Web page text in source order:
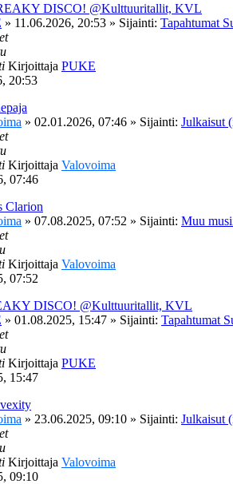
DISCO! @Kulttuuritallit, KVL
» 11.06.2026, 20:53 » Sijainti: Tapahtumat
Kirjoittaja PUKE
20:53
» 02.01.2026, 07:46 » Sijainti: Julkaisut
Kirjoittaja Valovoima
07:46
Clarion
» 07.08.2025, 07:52 » Sijainti: Muu
Kirjoittaja Valovoima
07:52
DISCO! @Kulttuuritallit, KVL
» 01.08.2025, 15:47 » Sijainti: Tapahtumat
Kirjoittaja PUKE
15:47
» 23.06.2025, 09:10 » Sijainti: Julkaisut
Kirjoittaja Valovoima
09:10